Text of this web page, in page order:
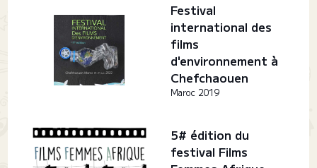
Festival
international des
films
d'environnement à
Chefchaouen
Maroc 2019
5# édition du
festival Films